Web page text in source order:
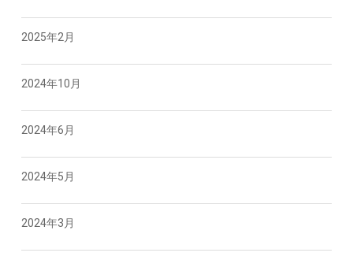
2025年2月
2024年10月
2024年6月
2024年5月
2024年3月